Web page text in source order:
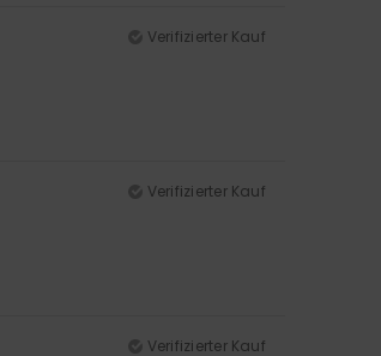
Verifizierter Kauf
Verifizierter Kauf
Verifizierter Kauf